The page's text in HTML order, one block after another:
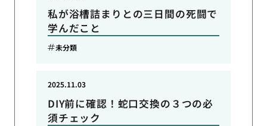
私が浴槽詰まりとの三日間の死闘で
学んだこと
未分類
DIY前に確認！蛇口交換の３つの必
須チェック
2025.11.03